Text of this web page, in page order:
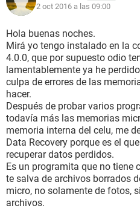
2 oct 2016 a las 09:00
Hola buenas noches.
Mirá yo tengo instalado en la
4.0.0, que por supuesto odio
lamentablemente ya he
culpa de errores de las
hacer.
Después de probar varios
todavía más las memorias
memoria interna del celu, me
Data Recovery porque es el
recuperar datos perdidos.
Es un programita que no tiene
te salva de archivos borrados
micro, no solamente de fotos,
archivos.